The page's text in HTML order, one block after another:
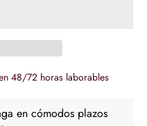
48/72 horas laborables
en cómodos plazos